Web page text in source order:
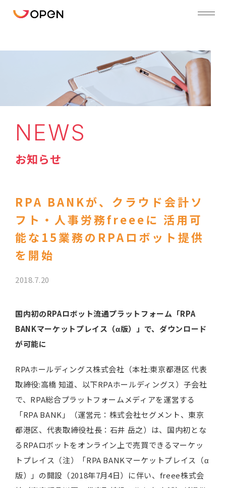
NEWS
お知らせ
RPA BANKが、クラウド会計ソ
フト・人事労務freeeに 活用可
能な15業務のRPAロボット提供
を開始
2018.7.20
国内初のRPAロボット流通プラットフォーム「RPA
BANKマーケットプレイス（α版）」で、ダウンロード
が可能に
RPAホールディングス株式会社（本社:東京都港区 代表
取締役:高橋 知道、以下RPAホールディングス）子会社
で、RPA総合プラットフォームメディアを運営する
「RPA BANK」（運営元：株式会社セグメント、東京
都港区、代表取締役社長：石井 岳之）は、国内初とな
るRPAロボットをオンライン上で売買できるマーケッ
トプレイス（注）「RPA BANKマーケットプレイス（α
版）」の開設（2018年7月4日）に伴い、freee株式会